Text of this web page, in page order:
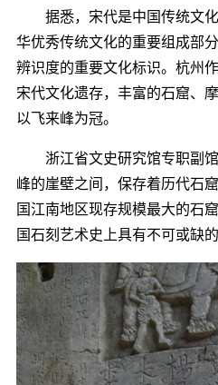
据悉，宋代是中国传统文化
华优秀传统文化的重要组成部
辨识度的重要文化标识。杭州
宋代文化遗存，丰富的石窟、
以飞来峰为冠。
浙江省文史研究馆专职副馆
峰的崖壁之间，保存着历代石
国江南地区现存规模最大的石
国石刻艺术史上具有不可或缺的